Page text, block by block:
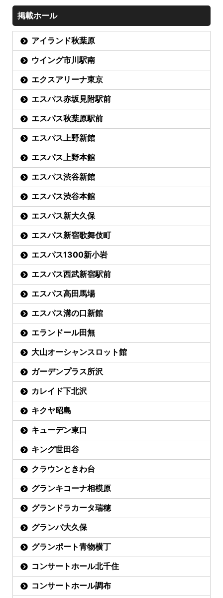
掲載ホール
アイランド秋葉原
ウイング市川駅南
エクスアリーナ東京
エスパス赤坂見附駅前
エスパス秋葉原駅前
エスパス上野新館
エスパス上野本館
エスパス渋谷新館
エスパス渋谷本館
エスパス新大久保
エスパス新宿歌舞伎町
エスパス1300新小岩
エスパス西武新宿駅前
エスパス高田馬場
エスパス溝の口新館
エランドール田無
大山オーシャンスロット館
ガーデンプラス所沢
カレイド下北沢
キクヤ昭島
キューデン東口
キング世田谷
クラウンときわ台
グランキコーナ相模原
グランドラカータ瑞穂
グランパ大久保
グランポート青物横丁
コンサートホール北千住
コンサートホール調布